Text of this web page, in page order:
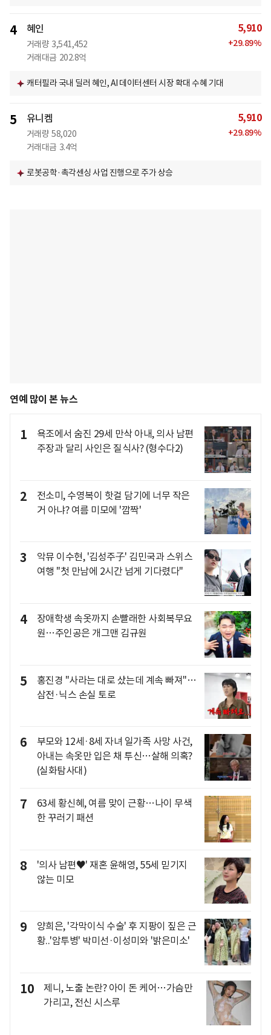
4 혜인
거래량 3,541,452
거래대금 202.8억
5,910
+29.89%
캐터필라 국내 딜러 혜인, AI 데이터센터 시장 확대 수혜 기대
5 유니켐
거래량 58,020
거래대금 3.4억
5,910
+29.89%
로봇공학·촉각센싱 사업 진행으로 주가 상승
연예 많이 본 뉴스
1
욕조에서 숨진 29세 만삭 아내, 의사 남편
주장과 달리 사인은 질식사? (형수다2)
2
전소미, 수영복이 핫걸 담기에 너무 작은
거 아냐? 여름 미모에 '깜짝'
3
악뮤 이수현, '김성주子' 김민국과 스위스
여행 "첫 만남에 2시간 넘게 기다렸다"
4
장애학생 속옷까지 손빨래한 사회복무요
원…주인공은 개그맨 김규원
5
홍진경 "사라는 대로 샀는데 계속 빠져"…
삼전·닉스 손실 토로
6
부모와 12세·8세 자녀 일가족 사망 사건,
아내는 속옷만 입은 채 투신…살해 의혹?
(실화탐사대)
7
63세 황신혜, 여름 맞이 근황…나이 무색
한 꾸러기 패션
8
'의사 남편♥' 재혼 윤해영, 55세 믿기지
않는 미모
9
양희은, '각막이식 수술' 후 지팡이 짚은 근
황..'암투병' 박미선·이성미와 '밝은미소'
10
제니, 노출 논란? 아이 돈 케어…가슴만
가리고, 전신 시스루